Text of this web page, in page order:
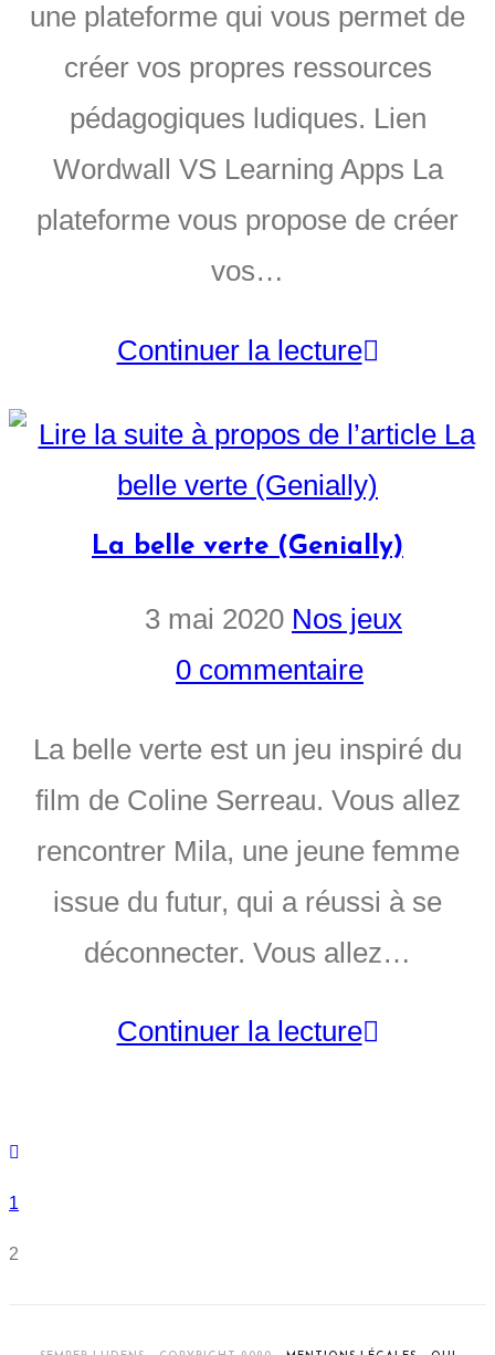
une plateforme qui vous permet de
créer vos propres ressources
pédagogiques ludiques. Lien
Wordwall VS Learning Apps La
plateforme vous propose de créer
vos…
Continuer la lecture
La belle verte (Genially)
3 mai 2020 Nos jeux
0 commentaire
La belle verte est un jeu inspiré du
film de Coline Serreau. Vous allez
rencontrer Mila, une jeune femme
issue du futur, qui a réussi à se
déconnecter. Vous allez…
Continuer la lecture
1
2